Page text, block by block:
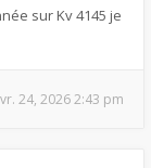
sur Kv 4145 je
24, 2026 2:43 pm